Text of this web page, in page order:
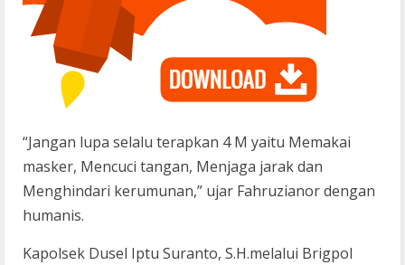
“Jangan lupa selalu terapkan 4 M yaitu Memakai
masker, Mencuci tangan, Menjaga jarak dan
Menghindari kerumunan,” ujar Fahruzianor dengan
humanis.
Kapolsek Dusel Iptu Suranto, S.H.melalui Brigpol